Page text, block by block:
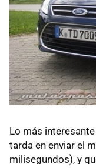
Lo más
tarda en enviar el
milisegundos), y